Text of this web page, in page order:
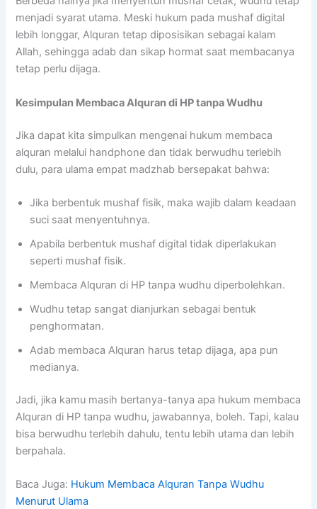
menjadi syarat utama. Meski hukum pada mushaf digital
lebih longgar, Alquran tetap diposisikan sebagai kalam
Allah, sehingga adab dan sikap hormat saat membacanya
tetap perlu dijaga.
Kesimpulan Membaca Alquran di HP tanpa Wudhu
Jika dapat kita simpulkan mengenai hukum membaca
alquran melalui handphone dan tidak berwudhu terlebih
dulu, para ulama empat madzhab bersepakat bahwa:
Jika berbentuk mushaf fisik, maka wajib dalam keadaan
suci saat menyentuhnya.
Apabila berbentuk mushaf digital tidak diperlakukan
seperti mushaf fisik.
Membaca Alquran di HP tanpa wudhu diperbolehkan.
Wudhu tetap sangat dianjurkan sebagai bentuk
penghormatan.
Adab membaca Alquran harus tetap dijaga, apa pun
medianya.
Jadi, jika kamu masih bertanya-tanya apa hukum membaca
Alquran di HP tanpa wudhu, jawabannya, boleh. Tapi, kalau
bisa berwudhu terlebih dahulu, tentu lebih utama dan lebih
berpahala.
Baca Juga: Hukum Membaca Alquran Tanpa Wudhu
Menurut Ulama